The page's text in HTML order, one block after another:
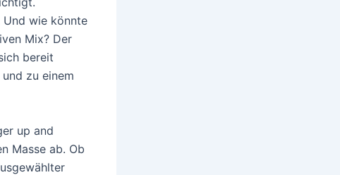
Und wie könnte
Mix? Der
bereit
zu einem
up and
Masse ab. Ob